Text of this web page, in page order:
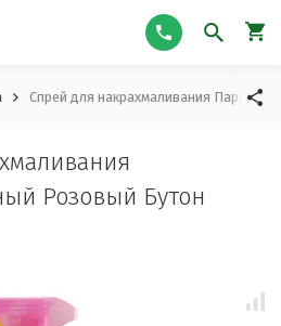
Спрей для накрахмаливания
Розовый Бутон